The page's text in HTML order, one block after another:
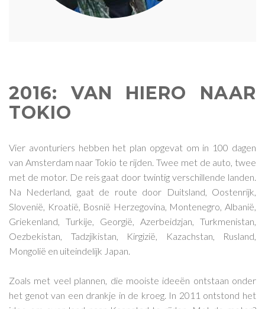
2016: VAN HIERO NAAR
TOKIO
Vier avonturiers hebben het plan opgevat om in 100 dagen
van Amsterdam naar Tokio te rijden. Twee met de auto, twee
met de motor. De reis gaat door twintig verschillende landen.
Na Nederland, gaat de route door Duitsland, Oostenrijk,
Slovenië, Kroatië, Bosnië Herzegovina, Montenegro, Albanië,
Griekenland, Turkije, Georgië, Azerbeidzjan, Turkmenistan,
Oezbekistan, Tadzjikistan, Kirgizië, Kazachstan, Rusland,
Mongolië en uiteindelijk Japan.
Zoals met veel plannen, die mooiste ideeën ontstaan onder
het genot van een drankje in de kroeg. In 2011 ontstond het